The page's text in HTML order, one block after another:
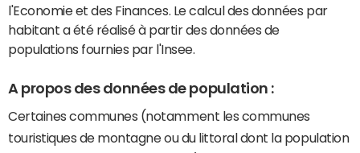
l'Economie et des Finances. Le calcul des données par
habitant a été réalisé à partir des données de
populations fournies par l'Insee.
A propos des données de population :
Certaines communes (notamment les communes
touristiques de montagne ou du littoral dont la population